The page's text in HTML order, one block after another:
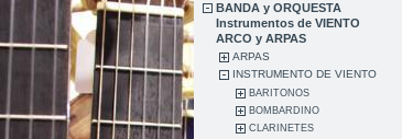
BANDA y ORQUESTA
Instrumentos de VIENTO
ARCO y ARPAS
ARPAS
INSTRUMENTO DE VIENTO
BARITONOS
BOMBARDINO
CLARINETES